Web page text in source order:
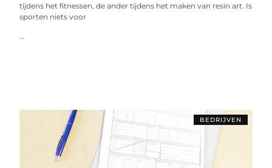
tijdens het fitnessen, de ander tijdens het maken van resin art. Is
sporten niets voor
...
BEDRIJVEN